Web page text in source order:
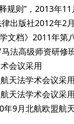
规则”，2013年
出版社2012年2
文档》2011年第
法高级师资研修
会议采用
天法学术会议采用
天法学术会议采用
年9月北航欧盟航